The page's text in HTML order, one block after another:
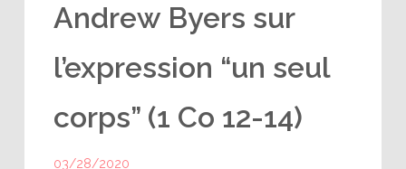
Andrew Byers sur
l’expression “un seul
corps” (1 Co 12-14)
03/28/2020